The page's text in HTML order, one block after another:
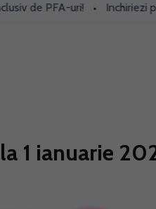
PFA-uri! • Inchiriezi prin
1 ianuarie